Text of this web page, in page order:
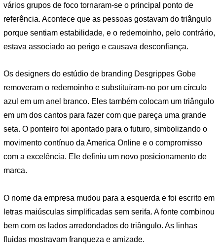
vários grupos de foco tornaram-se o principal ponto de
referência. Acontece que as pessoas gostavam do triângulo
porque sentiam estabilidade, e o redemoinho, pelo contrário,
estava associado ao perigo e causava desconfiança.
Os designers do estúdio de branding Desgrippes Gobe
removeram o redemoinho e substituíram-no por um círculo
azul em um anel branco. Eles também colocam um triângulo
em um dos cantos para fazer com que pareça uma grande
seta. O ponteiro foi apontado para o futuro, simbolizando o
movimento contínuo da America Online e o compromisso
com a excelência. Ele definiu um novo posicionamento de
marca.
O nome da empresa mudou para a esquerda e foi escrito em
letras maiúsculas simplificadas sem serifa. A fonte combinou
bem com os lados arredondados do triângulo. As linhas
fluidas mostravam franqueza e amizade.